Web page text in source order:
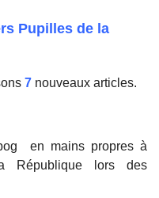
Pupilles de la
7 nouveaux articles.
en mains propres à
République lors des